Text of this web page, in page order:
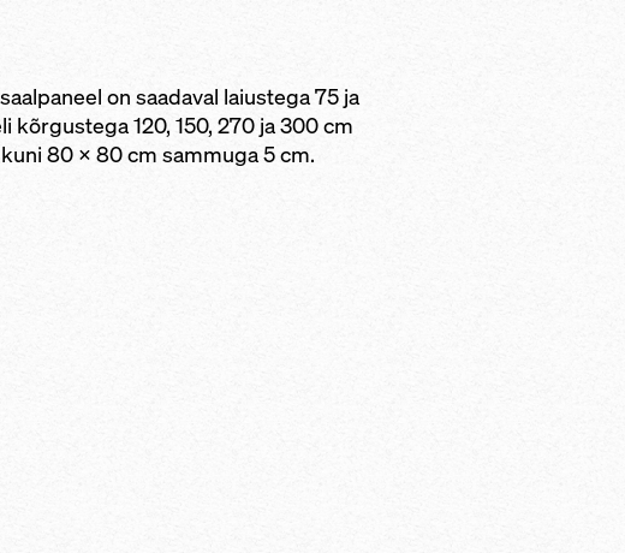
on saadaval laiustega 75 ja
kõrgustega 120, 150, 270 ja 300 cm
80 x 80 cm sammuga 5 cm.